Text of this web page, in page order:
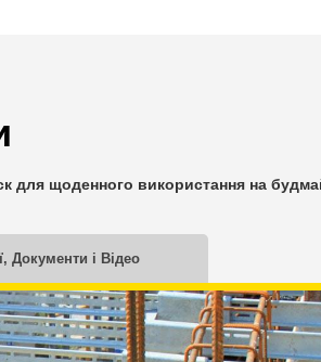
для щоденного використання на
Документи і Відео